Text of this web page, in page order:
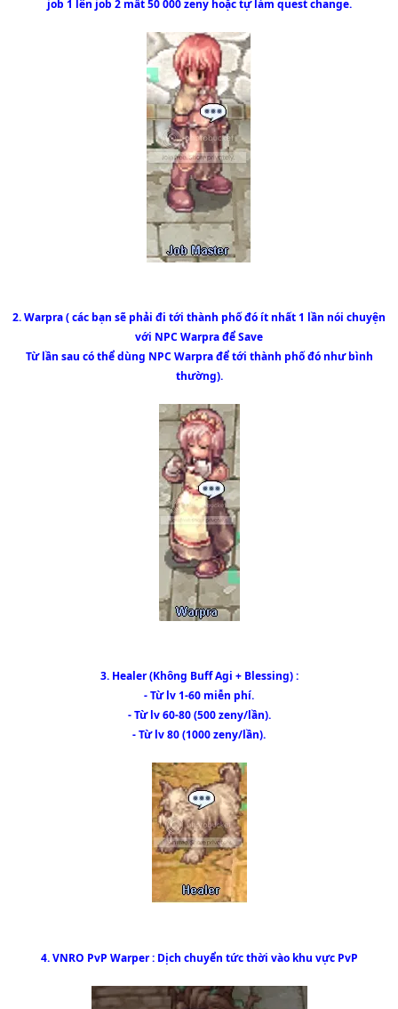
job 1 lên job 2 mất 50 000 zeny hoặc tự làm quest change.
2. Warpra ( các bạn sẽ phải đi tới thành phố đó ít nhất 1 lần nói chuyện
với NPC Warpra để Save
Từ lần sau có thể dùng NPC Warpra để tới thành phố đó như bình
thường).
3. Healer (Không Buff Agi + Blessing) :
- Từ lv 1-60 miễn phí.
- Từ lv 60-80 (500 zeny/lần).
- Từ lv 80 (1000 zeny/lần).
4. VNRO PvP Warper : Dịch chuyển tức thời vào khu vực PvP